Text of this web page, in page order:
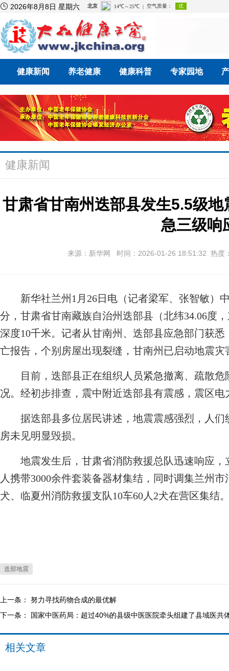
 2026年8月8日 星期六
健康新闻 养老健康 健康科普 专家园地
健康新闻
甘肃省甘南州迭部县发生5.5级
急三级响
来源：新华网 时间：2026-01-26 18:51:32 热度
新华社兰州1月26日电（记者梁军、张智敏）中
分，甘肃省甘南藏族自治州迭部县（北纬34.06度
深度10千米。记者从甘南州、迭部县应急部门获
亡报告，个别房屋出现裂缝，甘南州已启动地震灾
目前，迭部县正在组织人员紧急撤离、疏散危
况。经初步排查，震中附近迭部县有震感，震区
据迭部县多位居民讲述，地震震感强烈，人们
房未见明显毁损。
地震发生后，甘肃省消防救援总队迅速响应，
人携带3000余件套装备器材集结，同时调集兰州
犬、临夏州消防救援支队10车60人2犬在营区集结
迭部地震
上一条： 努力寻找药物合成的最优解
下一条： 国家中医药局：超过40%的县级中医医院牵头组建了县域医共
相关文章